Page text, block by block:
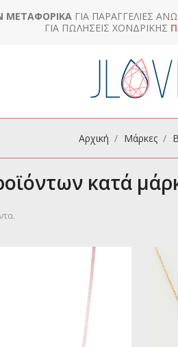
ΜΕΤΑΦΟΡΙΚΆ ΓΙΑ ΠΑΡΑΓΓΕΛΊΕΣ
ΓΙΑ ΠΩΛΉΣΕΙΣ ΧΟΝΔΡΙΚΉΣ
Αρχική Μάρκες
κατά